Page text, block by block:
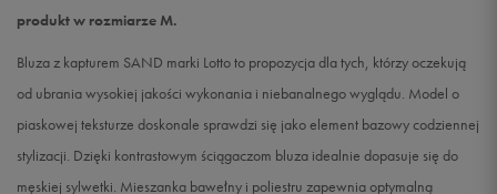
produkt w rozmiarze M.
Bluza z kapturem SAND marki Lotto to propozycja dla tych, którzy oczekują
od ubrania wysokiej jakości wykonania i niebanalnego wyglądu. Model o
piaskowej teksturze doskonale sprawdzi się jako element bazowy codziennej
stylizacji. Dzięki kontrastowym ściągaczom bluza idealnie dopasuje się do
męskiej sylwetki. Mieszanka bawełny i poliestru zapewnia optymalną